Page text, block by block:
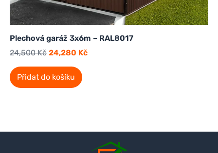
Plechová garáž 3x6m – RAL8017
24,500Kč 24,280 Kč
Přidat do košíku